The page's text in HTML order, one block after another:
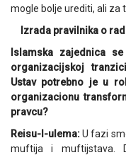
mogle bolje urediti, ali za
Izrada pravilnika o
Islamska zajednica
organizacijskoj
Ustav potrebno je u
organizacionu
pravcu?
Reisu-l-ulema:U fazi
muftija i muftijstava.